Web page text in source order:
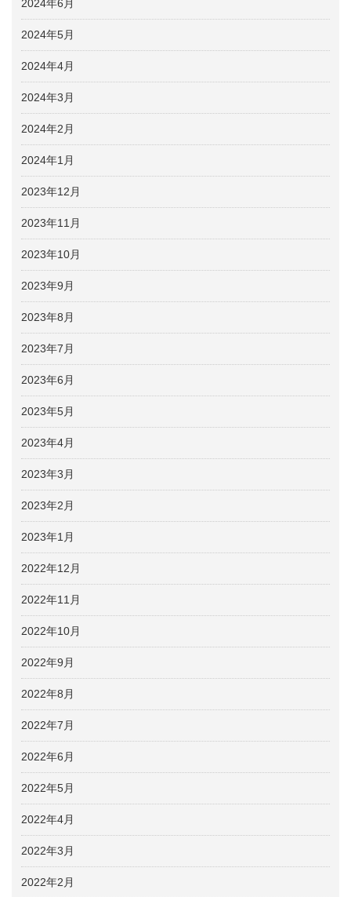
2024年6月
2024年5月
2024年4月
2024年3月
2024年2月
2024年1月
2023年12月
2023年11月
2023年10月
2023年9月
2023年8月
2023年7月
2023年6月
2023年5月
2023年4月
2023年3月
2023年2月
2023年1月
2022年12月
2022年11月
2022年10月
2022年9月
2022年8月
2022年7月
2022年6月
2022年5月
2022年4月
2022年3月
2022年2月